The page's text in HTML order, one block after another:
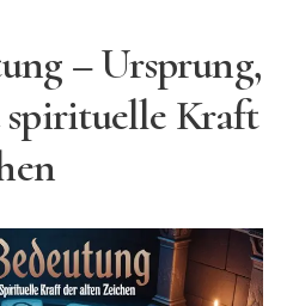
– Ursprung,
Kraft